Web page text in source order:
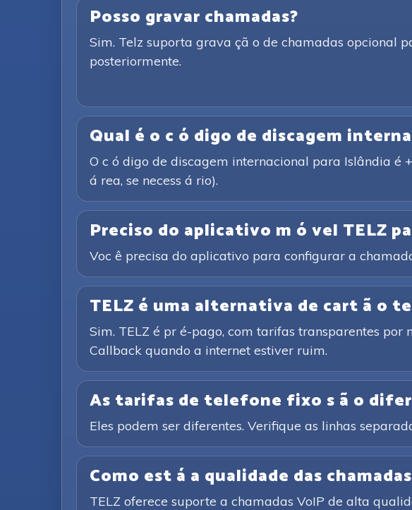
Posso gravar chamadas?
Sim. Telz suporta grava çã o de chamadas opcional
posteriormente.
Qual é o c ó digo de discagem
O c ó digo de discagem internacional para Islândia é
á rea, se necess á rio).
Preciso do aplicativo m ó vel TELZ
Voc ê precisa do aplicativo para configurar a
TELZ é uma alternativa de cart ã o
Sim. TELZ é pr é-pago, com tarifas transparentes
Callback quando a internet estiver ruim.
As tarifas de telefone fixo s ã o
Eles podem ser diferentes. Verifique as linhas
Como est á a qualidade das
TELZ oferece suporte a chamadas VoIP de alta